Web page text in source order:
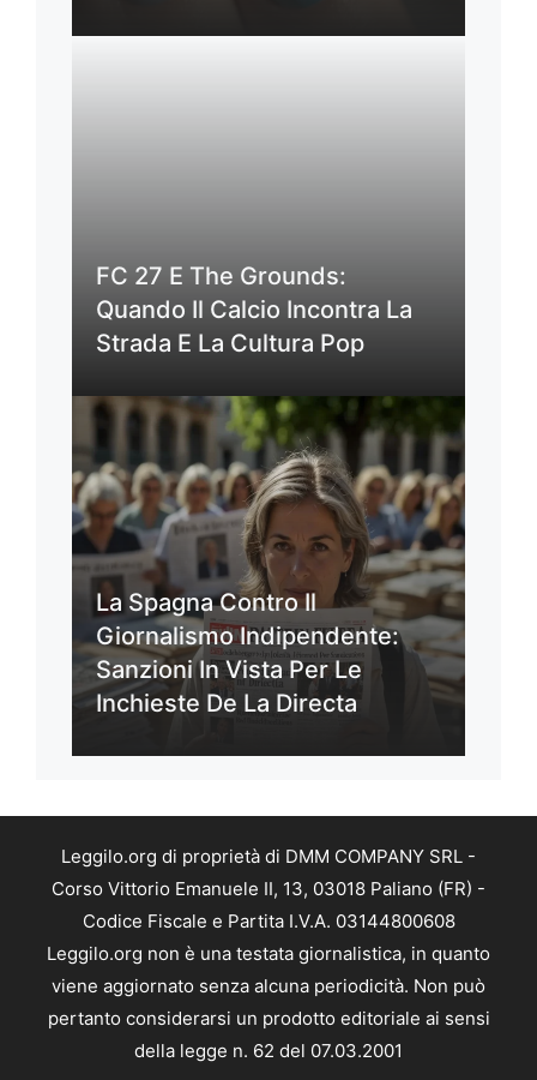
FC 27 E The Grounds:
Quando Il Calcio Incontra La
Strada E La Cultura Pop
La Spagna Contro Il
Giornalismo Indipendente:
Sanzioni In Vista Per Le
Inchieste De La Directa
Leggilo.org di proprietà di DMM COMPANY SRL -
Corso Vittorio Emanuele II, 13, 03018 Paliano (FR) -
Codice Fiscale e Partita I.V.A. 03144800608
Leggilo.org non è una testata giornalistica, in quanto
viene aggiornato senza alcuna periodicità. Non può
pertanto considerarsi un prodotto editoriale ai sensi
della legge n. 62 del 07.03.2001